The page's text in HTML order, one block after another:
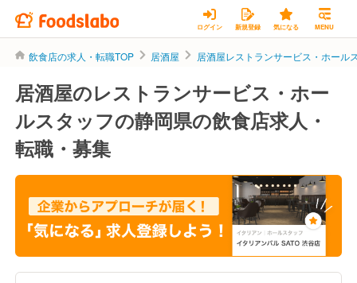
ログイン 新規登録 気になる MENU
飲食店の求人・転職TOP 居酒屋 居酒屋レストランサービス・ホール
居酒屋のレストランサービス・ホー
ルスタッフの静岡県の飲食店求人・
転職・募集